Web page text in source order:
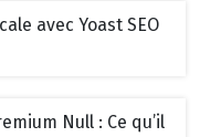
avec Yoast SEO
Null : Ce qu’il